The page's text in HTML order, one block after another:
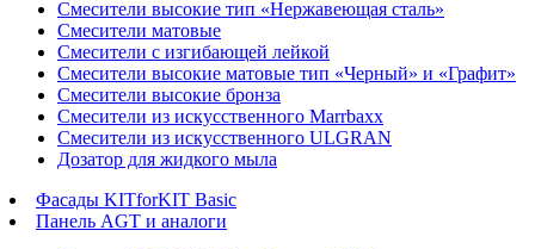
Смесители высокие тип «Нержавеющая сталь»
Смесители матовые
Смесители с изгибающей лейкой
Смесители высокие матовые тип «Черный» и «Графит»
Смесители высокие бронза
Смесители из искусственного Marrbaxx
Смесители из искусственного ULGRAN
Дозатор для жидкого мыла
Фасады KITforKIT Basic
Панель AGT и аналоги